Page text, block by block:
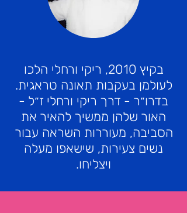
בקיץ 2010, ריקי ורחלי הלכו
לעולמן בעקבות תאונה טראגית.
בדרו״ר - דרך ריקי ורחלי ז״ל -
האור שלהן ממשיך להאיר את
הסביבה, מעוררות השראה עבור
נשים צעירות, שישאפו מעלה
ויצליחו.